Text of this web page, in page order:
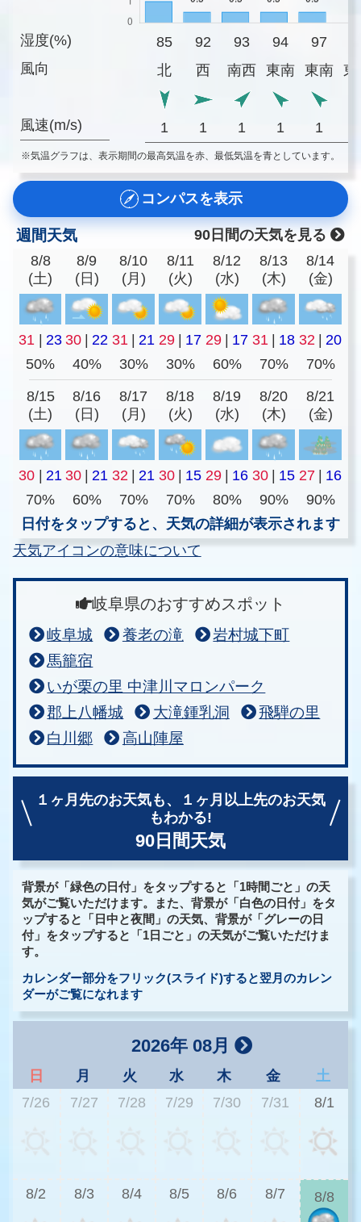
湿度(%)
風向
風速(m/s)
85 92 93 94 97
北
西 南西 東南 東南 東
1 1 1 1 1
※気温グラフは、表示期間の最高気温を赤、最低気温を青としています。
コンパスを表示
週間天気
90日間の天気を見る
8/8
(土)
8/9
(日)
8/10
(月)
8/11
(火)
8/12
(水)
8/13
(木)
8/14
(金)
31 | 23 30 | 22 31 | 21 29 | 17 29 | 17 31 | 18 32 | 20
50%
40% 30% 30% 60% 70% 70%
8/15
(土)
8/16
(日)
8/17
(月)
8/18
(火)
8/19
(水)
8/20
(木)
8/21
(金)
30 | 21 30 | 21 32 | 21 30 | 15 29 | 16 30 | 15 27 | 16
70%
60% 70% 70% 80% 90%
90%
日付をタップすると、天気の詳細が表示されます
天気アイコンの意味について
岐阜県のおすすめスポット
岐阜城 養老の滝
岩村城下町
馬籠宿
いが栗の里 中津川マロンパーク
郡上八幡城
大滝鍾乳洞
飛騨の里
白川郷
高山陣屋
１ヶ月先のお天気も、
１ヶ月以上先のお天気
もわかる!
90日間天気
背景が「緑色の日付」をタップすると「1時間ごと」の天
気がご覧いただけます。また、背景が「白色の日付」をタ
ップすると「日中と夜間」の天気、背景が「グレーの日
付」をタップすると「1日ごと」の天気がご覧いただけま
す。
カレンダー部分をフリック(スライド)すると翌月のカレン
ダーがご覧になれます
2026年 08月
日 月 火 水 木 金
土
7/26
7/27 7/28 7/29 7/30 7/31 8/1
8/2 8/3 8/4 8/5 8/6 8/7 8/8